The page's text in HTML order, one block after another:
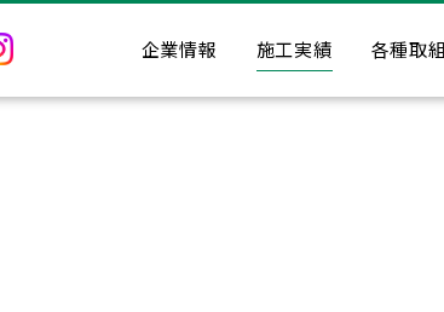
企業情報 施工実績 各種取組